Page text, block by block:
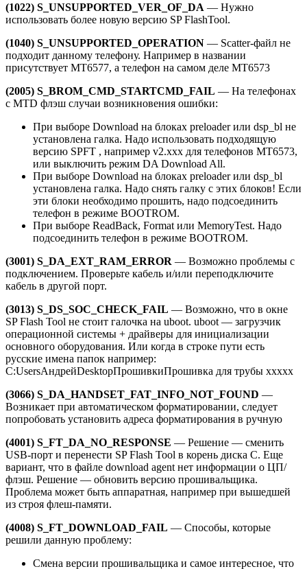
(1022) S_UNSUPPORTED_VER_OF_DA — Нужно
использовать более новую версию SP FlashTool.
(1040) S_UNSUPPORTED_OPERATION — Scatter-файл не
подходит данному телефону. Например в названии
присутствует MT6577, а телефон на самом деле MT6573
(2005) S_BROM_CMD_STARTCMD_FAIL — На телефонах
с MTD флэш случаи возникновения ошибки:
При выборе Download на блоках preloader или dsp_bl не
установлена галка. Надо использовать подходящую
версию SPFT , например v2.xxx для телефонов MT6573,
или выключить режим DA Download All.
При выборе Download на блоках preloader или dsp_bl
установлена галка. Надо снять галку с этих блоков! Если
эти блоки необходимо прошить, надо подсоединить
телефон в режиме BOOTROM.
При выборе ReadBack, Format или MemoryTest. Надо
подсоединить телефон в режиме BOOTROM.
(3001) S_DA_EXT_RAM_ERROR — Возможно проблемы с
подключением. Проверьте кабель и/или переподключите
кабель в другой порт.
(3013) S_DS_SOC_CHECK_FAIL — Возможно, что в окне
SP Flash Tool не стоит галочка на uboot. uboot — загрузчик
операционной системы + драйверы для инициализации
основного оборудования. Или когда в строке пути есть
русские имена папок например:
C:UsersАндрейDesktopПрошивкиПрошивка для трубы xxxxx
(3066) S_DA_HANDSET_FAT_INFO_NOT_FOUND —
Возникает при автоматическом форматировании, следует
попробовать установить адреса форматирования в ручную
(4001) S_FT_DA_NO_RESPONSE — Решение — сменить
USB-порт и перенести SP Flash Tool в корень диска C. Еще
вариант, что в файле download agent нет информации о ЦП/
флэш. Решение — обновить версию прошивальщика.
Проблема может быть аппаратная, например при вышедшей
из строя флеш-памяти.
(4008) S_FT_DOWNLOAD_FAIL — Способы, которые
решили данную проблему:
Смена версии прошивальщика и самое интересное, что